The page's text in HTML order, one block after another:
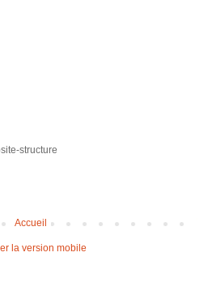
structure
Accueil
la version mobile